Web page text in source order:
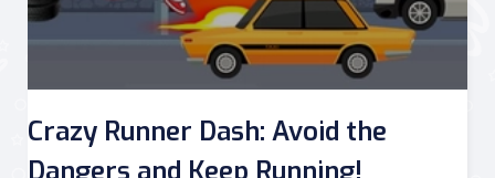
Crazy Runner Dash: Avoid the